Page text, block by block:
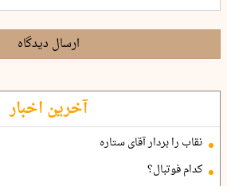
ارسال دیدگاه
آخرین اخبار
نقاب را بردار آقای ستاره
کدام فوتبال؟